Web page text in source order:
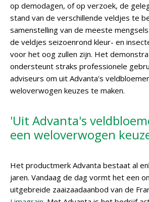
op demodagen, of op verzoek, de
stand van de verschillende veldjes te
samenstelling van de meeste
de veldjes seizoenrond kleur- en
voor het oog zullen zijn. Het
ondersteunt straks professionele
adviseurs om uit Advanta's
weloverwogen keuzes te maken.
'Uit Advanta's
een weloverwogen
Het productmerk Advanta bestaat al
jaren. Vandaag de dag vormt het een
uitgebreide zaaizaadaanbod van de